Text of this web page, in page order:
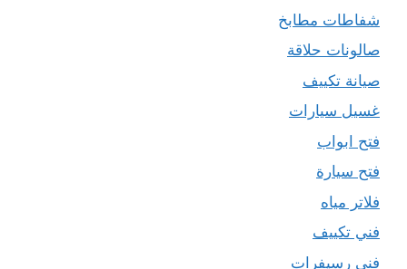
شفاطات مطابخ
صالونات حلاقة
صيانة تكييف
غسيل سيارات
فتح ابواب
فتح سيارة
فلاتر مياه
فني تكييف
فني رسيفرات